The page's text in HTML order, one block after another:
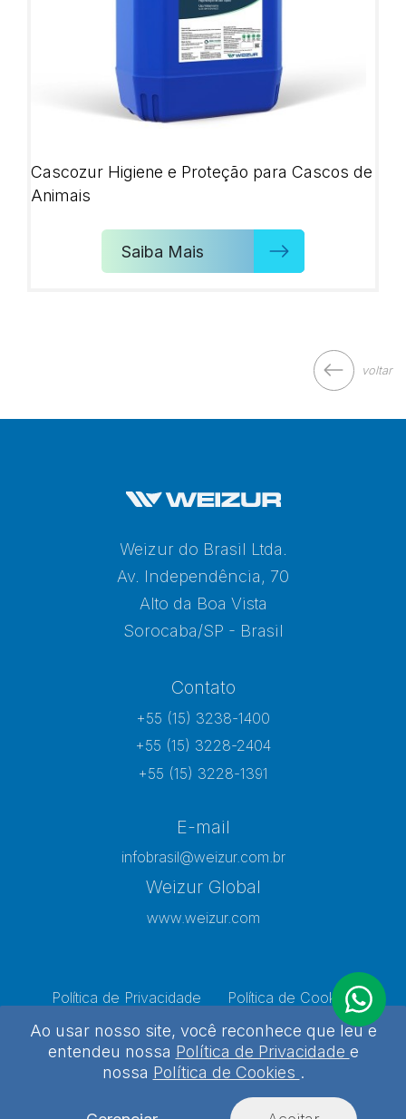
Cascozur Higiene e Proteção para Cascos de
Animais
Saiba Mais
voltar
Weizur do Brasil Ltda.
Av. Independência, 70
Alto da Boa Vista
Sorocaba/SP - Brasil
Contato
+55 (15) 3238-1400
+55 (15) 3228-2404
+55 (15) 3228-1391
E-mail
infobrasil@weizur.com.br
Weizur Global
www.weizur.com
Política de Privacidade
Política de Cookies
Preferências de Cookies
Weizur 2026 - Todos os direitos reservados
Ao usar nosso site, você reconhece que leu e
entendeu nossa Política de Privacidade e
nossa Política de Cookies .